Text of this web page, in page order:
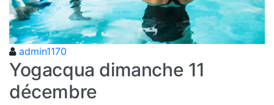
admin1170
Yogacqua dimanche 11
décembre